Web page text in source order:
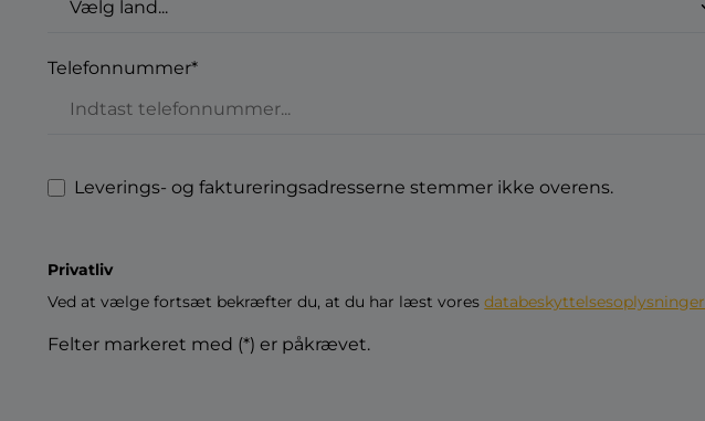
Telefonnummer*
Leverings- og faktureringsadresserne stemmer ikke overens.
Privatliv
Ved at vælge fortsæt bekræfter du, at du har læst voresdatabeskyttelsesoplysninger
Felter markeret med (*) er påkrævet.